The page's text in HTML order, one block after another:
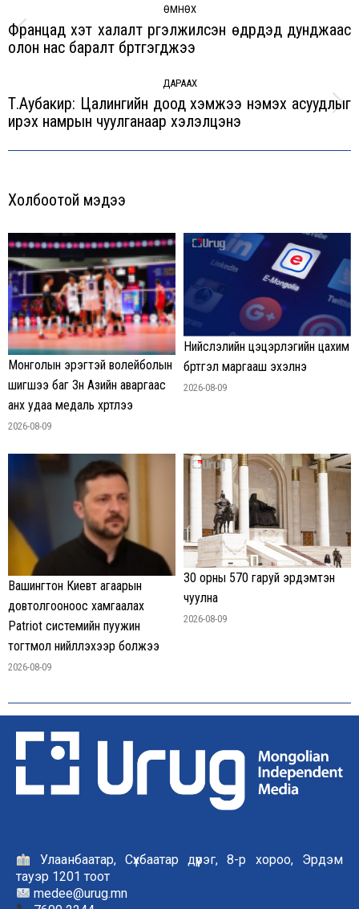
navigation
ӨМНӨХ
Previous
Францад хэт халалт үргэлжилсэн өдрүүдэд дунджаас
олон нас баралт бүртгэгджээ
ДАРААХ
Next
Т.Аубакир: Цалингийн доод хэмжээ нэмэх асуудлыг
ирэх намрын чуулганаар хэлэлцэнэ
Холбоотой мэдээ
Монголын эрэгтэй волейболын
шигшээ баг Зүүн Азийн аваргаас
анх удаа медаль хүртлээ
2026-08-09
Нийслэлийн цэцэрлэгийн цахим
бүртгэл маргааш эхэлнэ
2026-08-09
Вашингтон Киевт агаарын
довтолгооноос хамгаалах
Patriot системийн пуужин
тогтмол нийлүүлэхээр болжээ
2026-08-09
30 орны 570 гаруй эрдэмтэн
чуулна
2026-08-09
Улаанбаатар, Сүхбаатар дүүрэг, 8-р хороо, Эрдэм
тауэр 1201 тоот
medee@urug.mn